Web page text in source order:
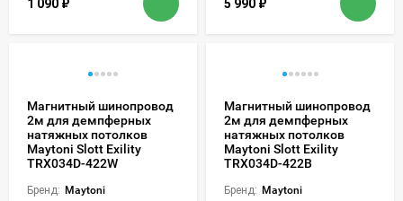
1 090 ₽ 5 990 ₽
Магнитный шинопровод
2м для демпферных
натяжных потолков
Maytoni Slott Exility
TRX034D-422W
Бренд: Maytoni
Магнитный шинопровод
2м для демпферных
натяжных потолков
Maytoni Slott Exility
TRX034D-422B
Бренд: Maytoni